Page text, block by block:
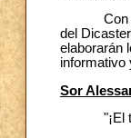
Con el fin
del
elaborarán
informativo
Sor
"¡El